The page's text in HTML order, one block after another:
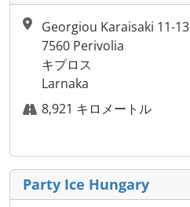
Georgiou Karaisaki 11-13
7560 Perivolia
キプロス
Larnaka
8,921 キロメートル
Party Ice Hungary